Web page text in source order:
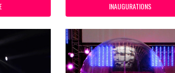
INAUGURATIONS